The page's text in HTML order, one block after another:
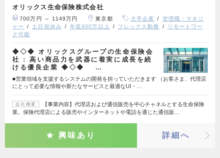
オリックス生命保険株式会社
700万円 ～ 1149万円 東京都 大手企業
管理職・マネジ
ャー
土日祝休み 年収600万以上 フレックス勤務
リモートワー
ク可能
◆◇◆ オリックスグループの生命保険会
社 : 高い商品力を武器に着実に成長を続
ける優良企業 ◆◇◆ …
■営業領域を支援するシステムの開発を担っていただきます （お客さま、代理店
にとって必要な情報や新たなサービスと最適なUI・…
会社概要
【事業内容】代理店および通信販売を中心チャネルとする生命保険
業。保険代理店による販売やインターネットや電話を通じた通信販…
興味あり 詳細へ